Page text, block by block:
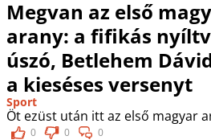
Megvan az első
arany: a fifikás
úszó, Betlehem
a kieséses versenyt
Sport
Öt ezüst után itt az első magyar
0 0 0